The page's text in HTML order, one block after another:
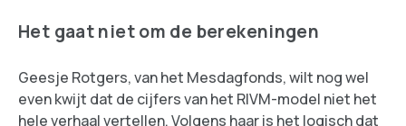
Het gaat niet om de berekeningen
Geesje Rotgers, van het Mesdagfonds, wilt nog wel
even kwijt dat de cijfers van het RIVM-model niet het
hele verhaal vertellen. Volgens haar is het logisch dat